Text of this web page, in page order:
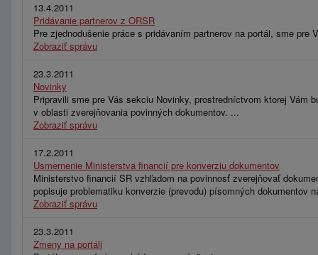
13.4.2011
Pridávanie partnerov z ORSR
Pre zjednodušenie práce s pridávaním partnerov na portál, sme
Zobraziť správu
23.3.2011
Novinky
Pripravili sme pre Vás sekciu Novinky, prostredníctvom ktorej Vám
v oblasti zverejňovania povinných dokumentov. ...
Zobraziť správu
17.2.2011
Usmernenie Ministerstva financií pre konverziu dokumentov
Ministerstvo financií SR vzhľadom na povinnosť zverejňovať
popisuje problematiku konverzie (prevodu) písomných dokumentov
Zobraziť správu
23.3.2011
Zmeny na portáli